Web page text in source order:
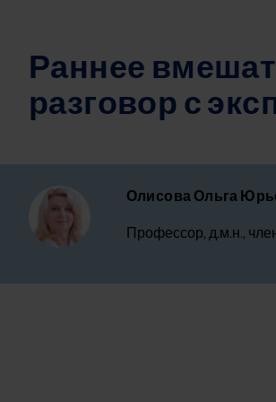
Раннее
разговор с
Image Олисова Ольга
Профессор, д.м.н.,